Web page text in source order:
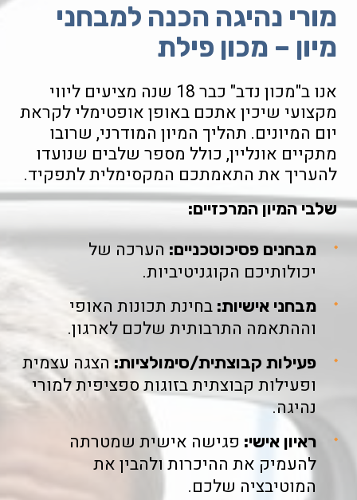
מורי נהיגה הכנה למבחני
מיון – מכון פילת
אנו ב"מכון נדב" כבר 18 שנה מציעים ליווי
מקצועי שיכין אתכם באופן אופטימלי לקראת
יום המיונים. תהליך המיון המודרני, שרובו
מתקיים אונליין, כולל מספר שלבים שנועדו
להעריך את התאמתכם המקסימלית לתפקיד.
שלבי המיון המרכזיים:
מבחנים פסיכוטכניים: הערכה של
יכולותיכם הקוגניטיביות.
מבחני אישיות: בחינת תכונות האופי
וההתאמה התרבותית שלכם לארגון.
פעילות קבוצתית/סימולציות: הצגה עצמית
ופעילות קבוצתית בזוגות ספציפית למורי
נהיגה.
ראיון אישי: פגישה אישית שמטרתה
להעמיק את ההיכרות ולהבין את
המוטיבציה שלכם.